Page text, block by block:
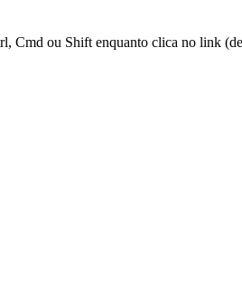
Cmd ou Shift enquanto clica no link